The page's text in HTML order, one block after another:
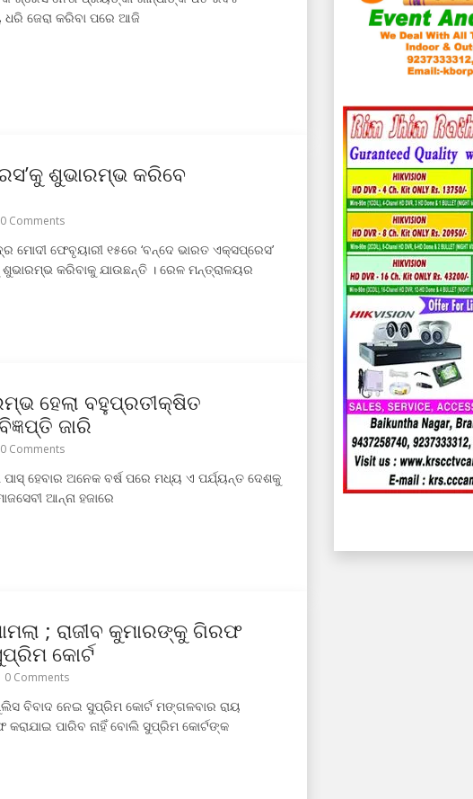
ଜେରା କରିବା ପରେ ଆଜି
ଶୁଭାରମ୍ଭ କରିବେ
0 Comments
ଫେବୃୟାରୀ ୧୫ରେ ‘ବନ୍ଦେ ଭାରତ ଏକ୍ସପ୍ରେସ’
କରିବାକୁ ଯାଉଛନ୍ତି । ରେଳ ମନ୍ତ୍ରାଳୟର
ହେଲା ବହୁପ୍ରତୀକ୍ଷିତ
ଜାରି
0 Comments
ହେବାର ଅନେକ ବର୍ଷ ପରେ ମଧ୍ୟ ଏ ପର୍ଯ୍ୟନ୍ତ ଦେଶକୁ
ଆନ୍ନା ହଜାରେ
; ରାଜୀବ କୁମାରଙ୍କୁ ଗିରଫ
କୋର୍ଟ
0 Comments
ବିବାଦ ନେଇ ସୁପ୍ରିମ କୋର୍ଟ ମଙ୍ଗଳବାର ରାୟ
କରାଯାଇ ପାରିବ ନାହିଁ ବୋଲି ସୁପ୍ରିମ କୋର୍ଟଙ୍କ